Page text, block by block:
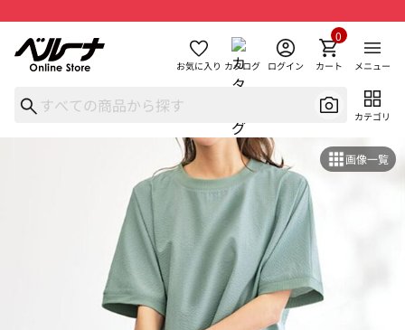
お気に入り カタログ ログイン カート
0
メニュー
カテゴリ
画像一覧